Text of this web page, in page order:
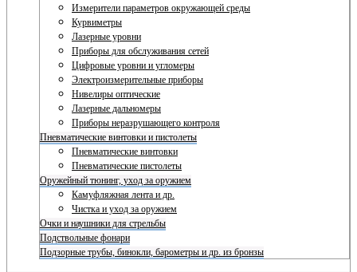
Измерители параметров окружающей среды
Курвиметры
Лазерные уровни
Приборы для обслуживания сетей
Цифровые уровни и угломеры
Электроизмерительные приборы
Нивелиры оптические
Лазерные дальномеры
Приборы неразрушающего контроля
Пневматические винтовки и пистолеты
Пневматические винтовки
Пневматические пистолеты
Оружейный тюнинг, уход за оружием
Камуфляжная лента и др.
Чистка и уход за оружием
Очки и наушники для стрельбы
Подствольные фонари
Подзорные трубы, бинокли, барометры и др. из бронзы